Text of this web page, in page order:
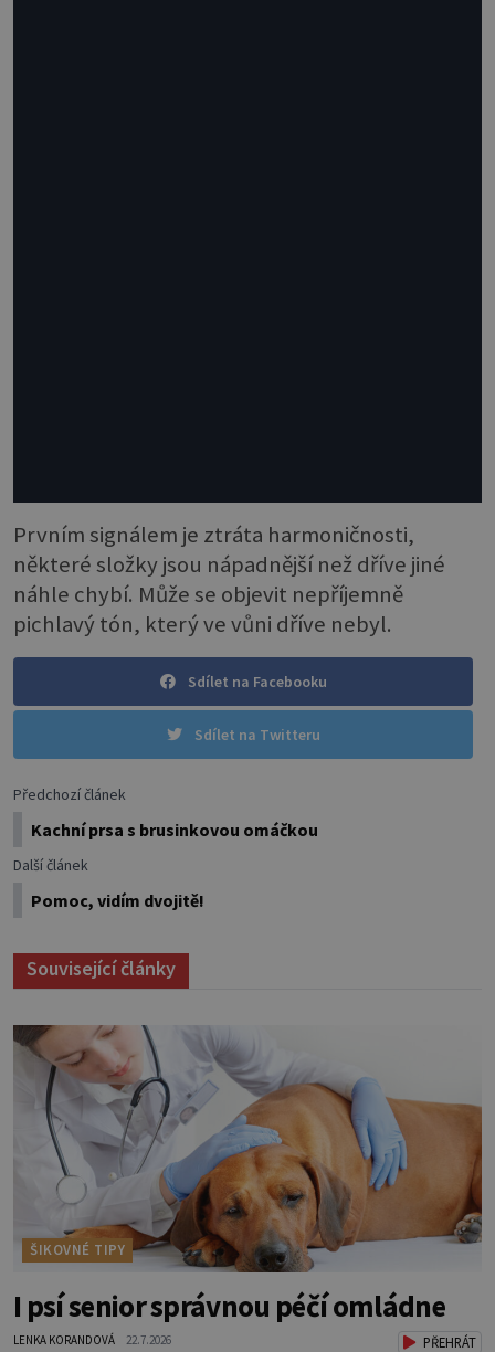
Prvním signálem je ztráta harmoničnosti,
některé složky jsou nápadnější než dříve jiné
náhle chybí. Může se objevit nepříjemně
pichlavý tón, který ve vůni dříve nebyl.
Sdílet na Facebooku
Sdílet na Twitteru
Předchozí článek
Kachní prsa s brusinkovou omáčkou
Další článek
Pomoc, vidím dvojitě!
Související články
ŠIKOVNÉ TIPY
I psí senior správnou péčí omládne
LENKA KORANDOVÁ 22.7.2026 PŘEHRÁT